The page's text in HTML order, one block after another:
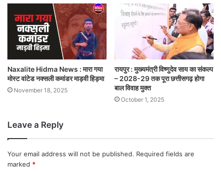
Naxalite Hidma News : मारा गया
मोस्ट वांटेड नक्सली कमांडर माड़वी हिड़मा
November 18, 2025
रायपुर : मुख्यमंत्री विष्णुदेव साय का संकल्प
– 2028-29 तक पूरा छत्तीसगढ़ होगा
बाल विवाह मुक्त
October 1, 2025
Leave a Reply
Your email address will not be published. Required fields are
marked *